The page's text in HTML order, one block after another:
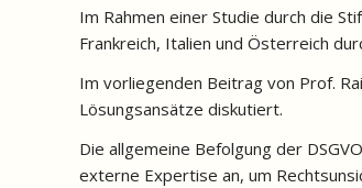
Im Rahmen einer Studie durch die
Frankreich, Italien und Österreich
Im vorliegenden Beitrag von Prof.
Lösungsansätze diskutiert.
Die allgemeine Befolgung der
externe Expertise an, um